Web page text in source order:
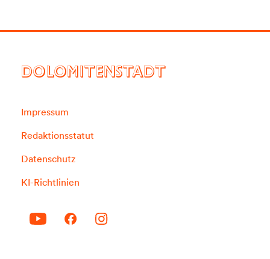
DOLOMITENSTADT
Impressum
Redaktionsstatut
Datenschutz
KI-Richtlinien